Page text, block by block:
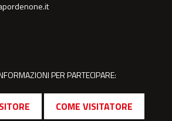
PER PARTECIPARE:
COME VISITATORE